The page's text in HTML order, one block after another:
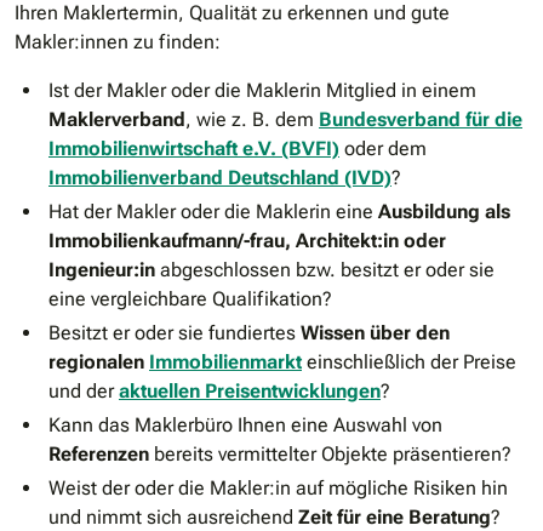
Ihren Maklertermin, Qualität zu erkennen und gute
Makler:innen zu finden:
Ist der Makler oder die Maklerin Mitglied in einem
Maklerverband , wie z. B. dem Bundesverband für die
Immobilienwirtschaft e.V. (BVFI) oder dem
Immobilienverband Deutschland (IVD)?
Hat der Makler oder die Maklerin eine Ausbildung als
Immobilienkaufmann/-frau, Architekt:in oder
Ingenieur:in abgeschlossen bzw. besitzt er oder sie
eine vergleichbare Qualifikation?
Besitzt er oder sie fundiertes Wissen über den
regionalen Immobilienmarkt einschließlich der Preise
und deraktuellen Preisentwicklungen?
Kann das Maklerbüro Ihnen eine Auswahl von
Referenzen bereits vermittelter Objekte präsentieren?
Weist der oder die Makler:in auf mögliche Risiken hin
und nimmt sich ausreichend Zeit für eine Beratung?